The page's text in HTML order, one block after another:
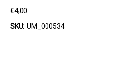
€4,00
SKU: UM_000534